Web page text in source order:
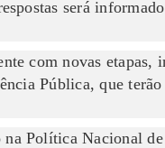
será
com novas etapas,
Pública, que
Política Nacional de